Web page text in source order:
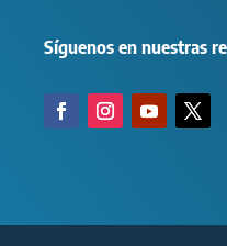
Síguenos en nuestras